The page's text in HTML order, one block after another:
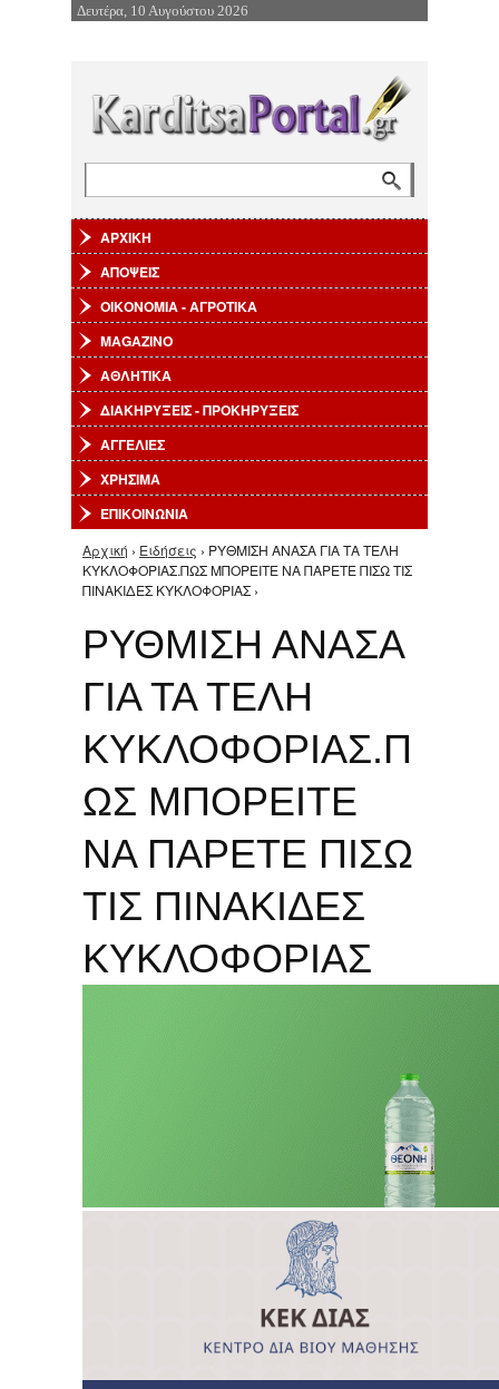
Επιστροφή στην Πλοήγηση
Δευτέρα, 10 Αυγούστου 2026
ΑΡΧΙΚΗ
ΑΠΟΨΕΙΣ
ΟΙΚΟΝΟΜΙΑ - ΑΓΡΟΤΙΚΑ
MAGAZINO
ΑΘΛΗΤΙΚΑ
ΔΙΑΚΗΡΥΞΕΙΣ - ΠΡΟΚΗΡΥΞΕΙΣ
ΑΓΓΕΛΙΕΣ
ΧΡΗΣΙΜΑ
ΕΠΙΚΟΙΝΩΝΙΑ
Είστε εδώ
Αρχική › Ειδήσεις › ΡΥΘΜΙΣΗ ΑΝΑΣΑ ΓΙΑ ΤΑ ΤΕΛΗ
ΚΥΚΛΟΦΟΡΙΑΣ.ΠΩΣ ΜΠΟΡΕΙΤΕ ΝΑ ΠΑΡΕΤΕ ΠΙΣΩ ΤΙΣ
ΠΙΝΑΚΙΔΕΣ ΚΥΚΛΟΦΟΡΙΑΣ ›
ΡΥΘΜΙΣΗ ΑΝΑΣΑ
ΓΙΑ ΤΑ ΤΕΛΗ
ΚΥΚΛΟΦΟΡΙΑΣ.Π
ΩΣ ΜΠΟΡΕΙΤΕ
ΝΑ ΠΑΡΕΤΕ ΠΙΣΩ
ΤΙΣ ΠΙΝΑΚΙΔΕΣ
ΚΥΚΛΟΦΟΡΙΑΣ